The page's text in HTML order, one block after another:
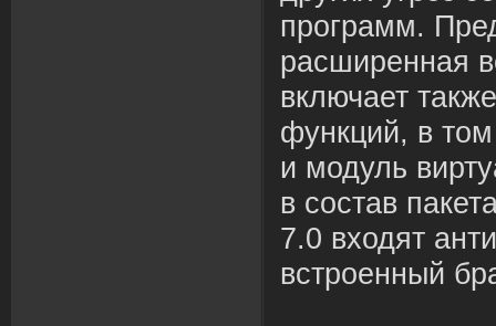
программ.
расширенная
включает
функций, в
и модуль
в состав
7.0 входят
встроенный